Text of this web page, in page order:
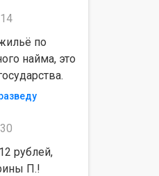
по
найма, это
рублей,
П.!